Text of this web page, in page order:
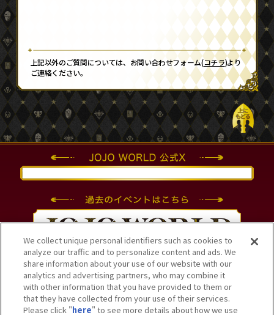
上記以外のご質問については、お問い合わせフォーム(コチラ)より
ご連絡ください。
Tweets by JOJO_WORLD2021
We collect unique personal identifiers such as cookies to
analyze our traffic and to personalize content and ads. We
share information about your use of our website with our
analytics and advertising partners, who may combine it
with other information that you have provided to them or
that they have collected from your use of their services.
Please click "here" to see more details about how we use